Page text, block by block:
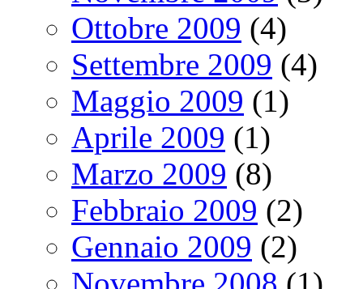
Ottobre 2009 (4)
Settembre 2009 (4)
Maggio 2009 (1)
Aprile 2009 (1)
Marzo 2009 (8)
Febbraio 2009 (2)
Gennaio 2009 (2)